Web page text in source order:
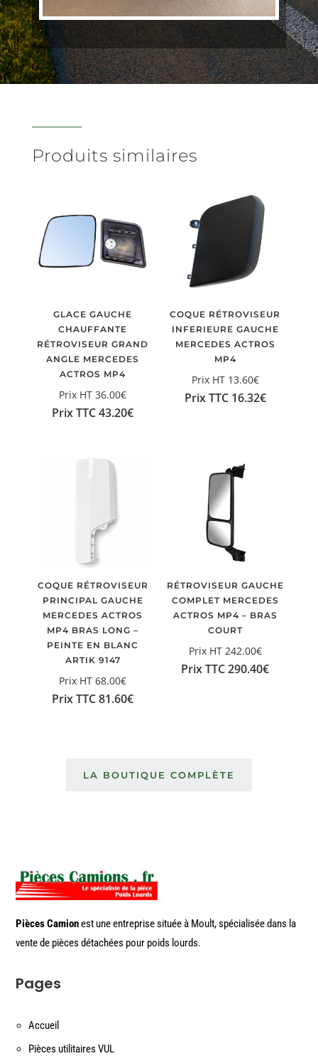
Produits similaires
GLACE GAUCHE
CHAUFFANTE
RÉTROVISEUR GRAND
ANGLE MERCEDES
ACTROS MP4
Prix HT36.00€
Prix TTC43.20€
COQUE RÉTROVISEUR
INFERIEURE GAUCHE
MERCEDES ACTROS
MP4
Prix HT 13.60€
Prix TTC 16.32€
COQUE RÉTROVISEUR
PRINCIPAL GAUCHE
MERCEDES ACTROS
MP4 BRAS LONG –
PEINTE EN BLANC
ARTIK 9147
Prix HT68.00€
Prix TTC81.60€
RÉTROVISEUR GAUCHE
COMPLET MERCEDES
ACTROS MP4 – BRAS
COURT
Prix HT 242.00€
Prix TTC290.40€
LA BOUTIQUE COMPLÈTE
Pièces Camionest une entreprise située à Moult, spécialisée dans la
vente de pièces détachées pour poids lourds.
Pages
Accueil
Pièces utilitaires VUL